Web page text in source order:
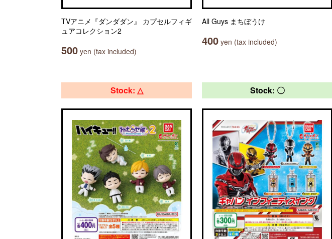
TVアニメ『ダンダダン』 カプセルフィギ
ュアコレクション2
500 yen (tax included)
All Guys まちぼうけ
400 yen (tax included)
Stock: △ Stock: 〇